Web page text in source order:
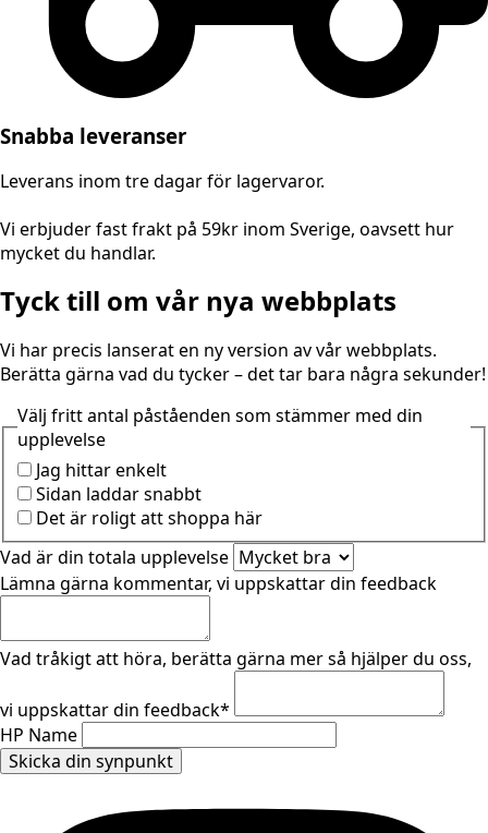
Snabba leveranser
Leverans inom tre dagar för lagervaror.
Vi erbjuder fast frakt på 59kr inom Sverige, oavsett hur
mycket du handlar.
Tyck till om vår nya webbplats
Vi har precis lanserat en ny version av vår webbplats.
Berätta gärna vad du tycker – det tar bara några sekunder!
Välj fritt antal påståenden som stämmer med din
upplevelse
Jag hittar enkelt
Sidan laddar snabbt
Det är roligt att shoppa här
Vad är din totala upplevelse
Lämna gärna kommentar, vi uppskattar din feedback
Vad tråkigt att höra, berätta gärna mer så hjälper du oss,
vi uppskattar din feedback*
HP Name
Skicka din synpunkt